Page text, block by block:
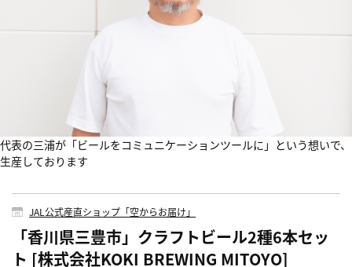
代表の三浦が「ビールをコミュニケーションツールに」という想いで、
生産しております
JAL公式産直ショップ「空からお届け」
「香川県三豊市」クラフトビール2種6本セッ
ト [株式会社KOKI BREWING MITOYO]